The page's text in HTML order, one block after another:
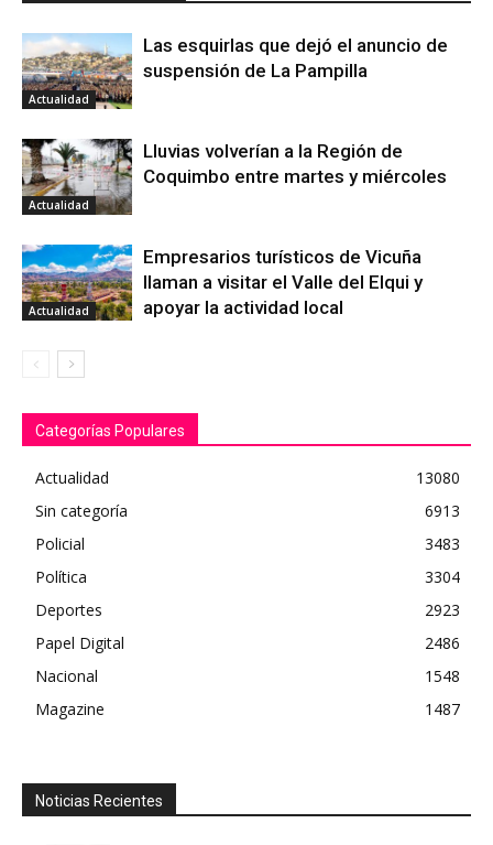
Actualidad
Las esquirlas que dejó el anuncio de
suspensión de La Pampilla
Actualidad
Lluvias volverían a la Región de
Coquimbo entre martes y miércoles
Actualidad
Empresarios turísticos de Vicuña
llaman a visitar el Valle del Elqui y
apoyar la actividad local
Categorías Populares
Actualidad
13080
Sin categoría
6913
Policial
3483
Política
3304
Deportes
2923
Papel Digital
2486
Nacional
1548
Magazine
1487
Noticias Recientes